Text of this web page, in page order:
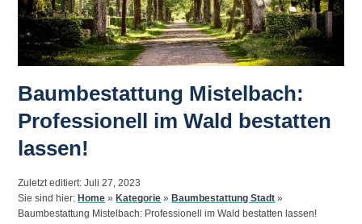
Baumbestattung Mistelbach:
Professionell im Wald bestatten
lassen!
Zuletzt editiert: Juli 27, 2023
Sie sind hier:Home »Kategorie »Baumbestattung Stadt »
Baumbestattung Mistelbach: Professionell im Wald bestatten lassen!